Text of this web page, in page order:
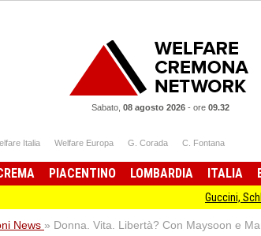
Sabato, 08 agosto 2026- ore 09.32
Italia Welfare Europa G. Corada C. Fontana
PIACENTINO LOMBARDIA ITALIA
Guccini, Schlein: non
News » Donna. Vita. Libertà? Con Maysoon e